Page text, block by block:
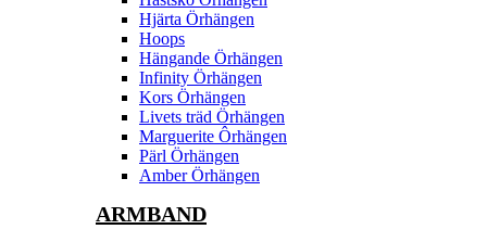
Hjärta Örhängen
Hoops
Hängande Örhängen
Infinity Örhängen
Kors Örhängen
Livets träd Örhängen
Marguerite Ôrhängen
Pärl Örhängen
Amber Örhängen
ARMBAND